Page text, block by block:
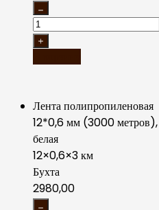
Лента полипропиленовая
12*0,6 мм (3000 метров),
белая
12×0,6×3 км
Бухта
2980,00